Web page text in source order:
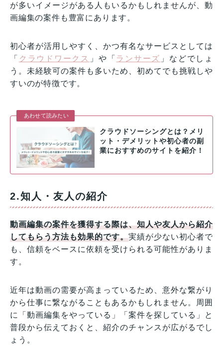
が多いイメージがある人もいるかもしれませんが、動
画編集の案件も豊富にあります。
初心者が活用しやすく、かつ有名なサービスとしては
「 クラウドワークス 」や「 ランサーズ 」などでしょ
う。未経験可の案件も多いため、初めてでも挑戦しや
すいのが特徴です。
あわせて読みたい
クラウドソーシングとは？メリ
ット・デメリットや初心者の副
業におすすめのサイトを紹介！
2.知人・友人の紹介
動画編集の案件を獲得する際は、知人や友人から紹介
してもらう方法も効果的です。実績が少ない初心者で
も、信頼をベースに依頼を受けられる可能性がありま
す。
近年は動画の需要が高まっているため、意外な繋がり
から仕事に繋ながることもあるかもしれません。周囲
に「動画編集をやっている」「案件を探している」と
普段から伝えておくと、紹介のチャンスが広がるでし
ょう。